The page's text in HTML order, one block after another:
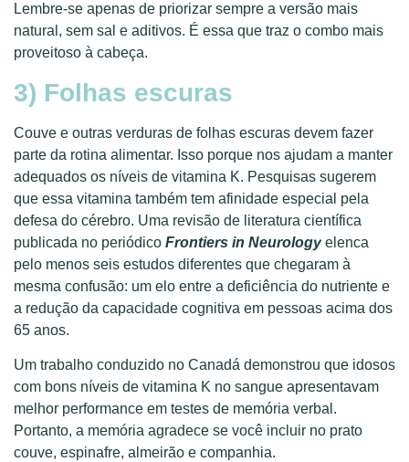
Lembre-se apenas de priorizar sempre a versão mais
natural, sem sal e aditivos. É essa que traz o combo mais
proveitoso à cabeça.
3) Folhas escuras
Couve e outras verduras de folhas escuras devem fazer
parte da rotina alimentar. Isso porque nos ajudam a manter
adequados os níveis de vitamina K. Pesquisas sugerem
que essa vitamina também tem afinidade especial pela
defesa do cérebro. Uma revisão de literatura científica
publicada no periódico Frontiers in Neurology elenca
pelo menos seis estudos diferentes que chegaram à
mesma confusão: um elo entre a deficiência do nutriente e
a redução da capacidade cognitiva em pessoas acima dos
65 anos.
Um trabalho conduzido no Canadá demonstrou que idosos
com bons níveis de vitamina K no sangue apresentavam
melhor performance em testes de memória verbal.
Portanto, a memória agradece se você incluir no prato
couve, espinafre, almeirão e companhia.